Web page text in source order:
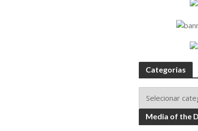
Categorias
Media of the